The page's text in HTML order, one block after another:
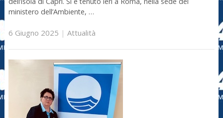
ministero dell’Ambiente, …
6 Giugno 2025 | Attualità